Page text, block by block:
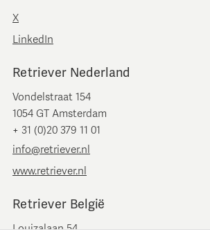
X
LinkedIn
Retriever Nederland
Vondelstraat 154
1054 GT Amsterdam
+ 31 (0)20 379 11 01
info@retriever.nl
www.retriever.nl
Retriever België
Louizalaan 54